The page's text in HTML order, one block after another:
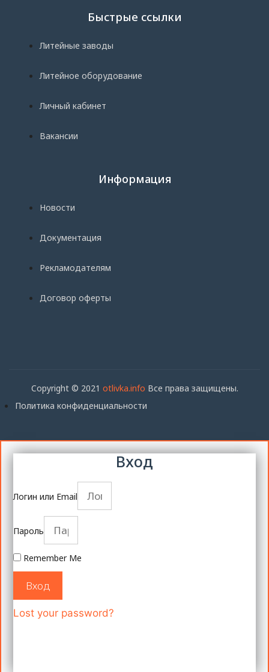
Быстрые ссылки
Литейные заводы
Литейное оборудование
Личный кабинет
Вакансии
Информация
Новости
Документация
Рекламодателям
Договор оферты
Copyright © 2021 otlivka.info Все права защищены.
Политика конфиденциальности
Вход
Логин или Email
Пароль
Remember Me
Вход
Lost your password?